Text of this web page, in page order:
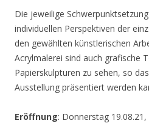
Die jeweilige
individuellen Perspektiven der
den gewählten künstlerischen
Acrylmalerei sind auch grafische
Papierskulpturen zu sehen, so
Ausstellung präsentiert werden
Eröffnung: Donnerstag